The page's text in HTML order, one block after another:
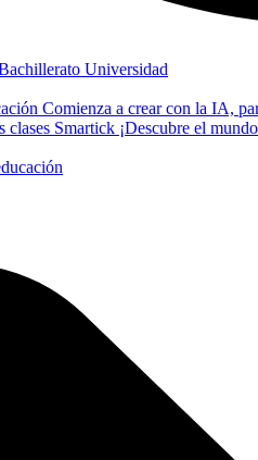
Universidad
Comienza a crear con la IA,
clases Smartick ¡Descubre el